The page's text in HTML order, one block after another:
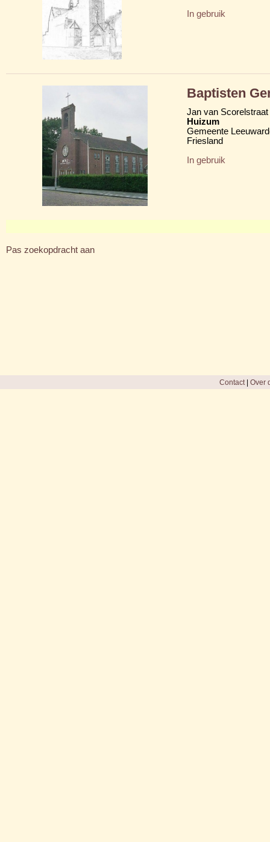
In gebruik
Baptisten
Jan van Scorelstraat
Huizum
Gemeente
Friesland
In gebruik
Pas zoekopdracht aan
Contact| Over